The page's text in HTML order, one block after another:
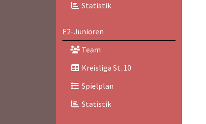
Statistik
E2-Junioren
Team
Kreisliga St. 10
Spielplan
Statistik